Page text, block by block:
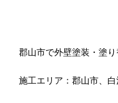
郡山市で外壁塗装・塗
施工エリア：郡山市、